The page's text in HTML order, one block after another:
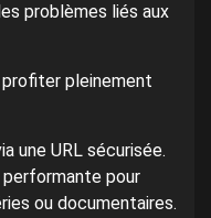
problèmes liés aux
pleinement
une URL sécurisée.
pour
ou documentaires.